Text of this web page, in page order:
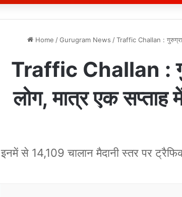
Home /Gurugram News /Traffic Challan :
Traffic Challan :
लोग, मात्र एक सप्ताह
इनमें से 14,109 चालान मैदानी स्तर पर